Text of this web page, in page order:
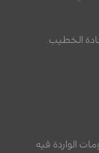
الخطيب.
الواردة فيه